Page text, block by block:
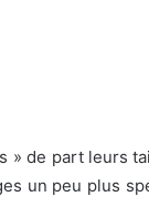
» de part leurs
un peu plus